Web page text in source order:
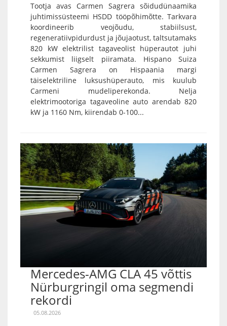
Tootja avas Carmen Sagrera sõidudünaamika
juhtimissüsteemi HSDD tööpõhimõtte. Tarkvara
koordineerib veojõudu, stabiilsust,
regeneratiivpidurdust ja jõujaotust, taltsutamaks
820 kW elektrilist tagaveolist hüperautot juhi
sekkumist liigselt piiramata. Hispano Suiza
Carmen Sagrera on Hispaania margi
täiselektriline luksushüperauto, mis kuulub
Carmeni mudeliperekonda. Nelja
elektrimootoriga tagaveoline auto arendab 820
kW ja 1160 Nm, kiirendab 0-100...
Mercedes-AMG CLA 45 võttis
Nürburgringil oma segmendi
rekordi
05.08.2026